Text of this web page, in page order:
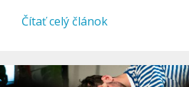
Čítať celý článok